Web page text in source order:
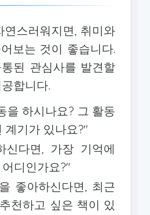
스러워지면, 취미와
보는 것이 좋습니다.
된 관심사를 발견할
합니다.
을 하시나요? 그 활동
계기가 있나요?"
신다면, 가장 기억에
디인가요?"
좋아하신다면, 최근
천하고 싶은 책이 있